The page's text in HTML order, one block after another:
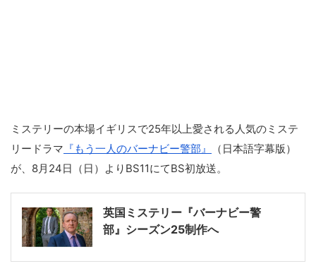
ミステリーの本場イギリスで25年以上愛される人気のミステ
リードラマ 『もう一人のバーナビー警部』
（日本語字幕版）
が、8月24日（日）よりBS11にてBS初放送。
英国ミステリー『バーナビー警
部』シーズン25制作へ